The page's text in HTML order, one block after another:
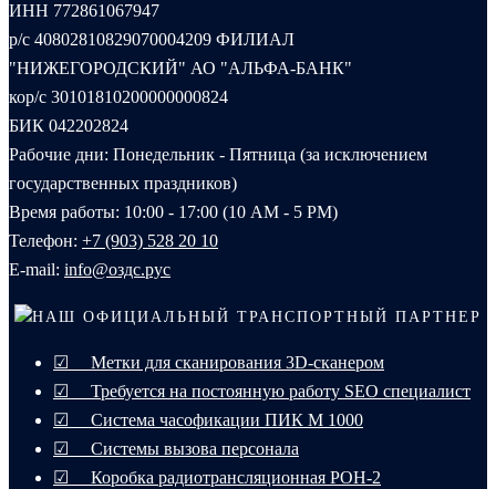
ИНН 772861067947
р/с 40802810829070004209 ФИЛИАЛ
"НИЖЕГОРОДСКИЙ" АО "АЛЬФА-БАНК"
кор/с 30101810200000000824
БИК 042202824
Рабочие дни: Понедельник - Пятница (за исключением
государственных праздников)
Время работы: 10:00 - 17:00 (10 AM - 5 PM)
Телефон: +7 (903) 528 20 10‬
E-mail: info@оздс.рус
НАШ ОФИЦИАЛЬНЫЙ ТРАНСПОРТНЫЙ ПАРТНЕР
☑ Метки для сканирования 3D-сканером
☑ Требуется на постоянную работу SEO специалист
☑ Система часофикации ПИК М 1000
☑ Системы вызова персонала
☑ Коробка радиотрансляционная РОН-2